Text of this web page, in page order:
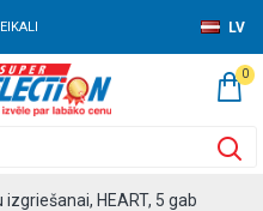
LV
0
HEART, 5 gab